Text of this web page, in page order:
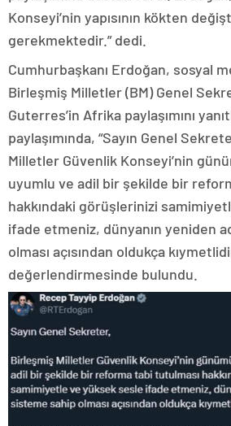
Konseyi’nin yapısının kökten
gerekmektedir.” dedi.
Cumhurbaşkanı Erdoğan, sosyal
Birleşmiş Milletler (BM) Genel
Guterres’in Afrika paylaşımını
paylaşımında, “Sayın Genel
Milletler Güvenlik Konseyi’nin
uyumlu ve adil bir şekilde bir
hakkındaki görüşlerinizi
ifade etmeniz, dünyanın yeniden
olması açısından oldukça
değerlendirmesinde bulundu.